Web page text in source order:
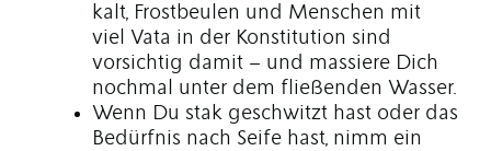
kalt, Frostbeulen und Menschen mit
viel Vata in der Konstitution sind
vorsichtig damit – und massiere Dich
nochmal unter dem fließenden Wasser.
Wenn Du stak geschwitzt hast oder das
Bedürfnis nach Seife hast, nimm ein